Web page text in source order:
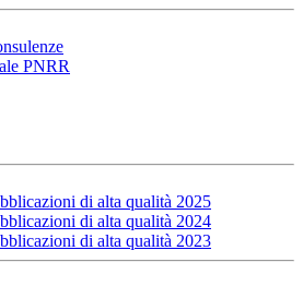
PNRR
di alta qualità 2025
di alta qualità 2024
di alta qualità 2023